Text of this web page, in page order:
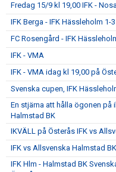
Fredag 15/9 kl 19,00 IFK -
IFK Berga - IFK Hässleholm 1-3
FC Rosengård - IFK
IFK - VMA
IFK - VMA idag kl 19,00 på
Svenska cupen, IFK
En stjärna att hålla ögonen på
Halmstad BK
IKVÄLL på Österås IFK vs
IFK vs Allsvenska Halmstad BK
IFK Hlm - Halmstad BK